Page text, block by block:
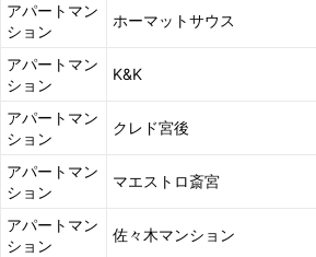
アパートマン
ション
ホーマットサウス
アパートマン
ション
K&K
アパートマン
ション
クレド宮後
アパートマン
ション
マエストロ斎宮
アパートマン
ション
佐々木マンション